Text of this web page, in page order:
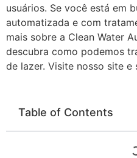
usuários. Se você está em
automatizada e com
mais sobre a Clean Water
descubra como podemos
de lazer. Visite nosso site e
Table of Contents